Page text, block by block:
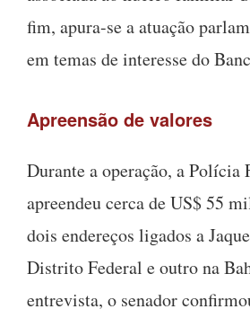
fim, apura-se a atuação
em temas de interesse do
Apreensão de valores
Durante a operação, a Polícia
apreendeu cerca de US$ 55
dois endereços ligados a
Distrito Federal e outro na
entrevista, o senador